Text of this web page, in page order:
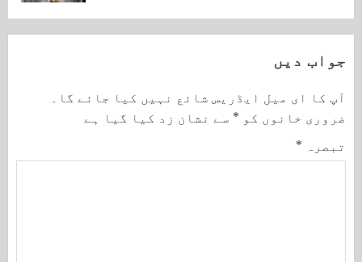
جواب دیں
آپ کا ای میل ایڈریس شائع نہیں کیا جائے گا۔
ضروری خانوں کو * سے نشان زد کیا گیا ہے
تبصرہ *